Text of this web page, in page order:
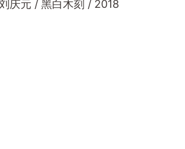
庆元 / 黑白木刻 / 2018